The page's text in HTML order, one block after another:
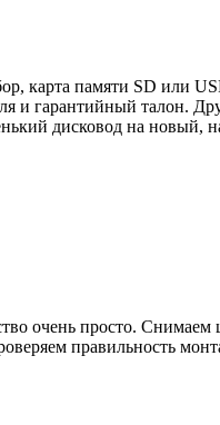
карта памяти SD или
и гарантийный талон.
дисковод на
очень просто.
правильность